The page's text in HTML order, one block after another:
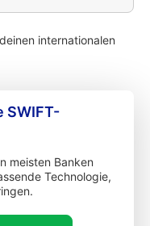
internationalen
SWIFT-
meisten Banken
Technologie,